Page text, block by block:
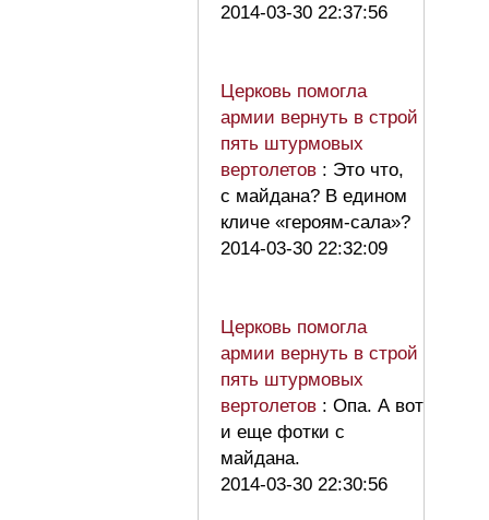
2014-03-30 22:37:56
Церковь помогла
армии вернуть в строй
пять штурмовых
вертолетов : Это что,
с майдана? В едином
кличе «героям-сала»?
2014-03-30 22:32:09
Церковь помогла
армии вернуть в строй
пять штурмовых
вертолетов : Опа. А вот
и еще фотки с
майдана.
2014-03-30 22:30:56